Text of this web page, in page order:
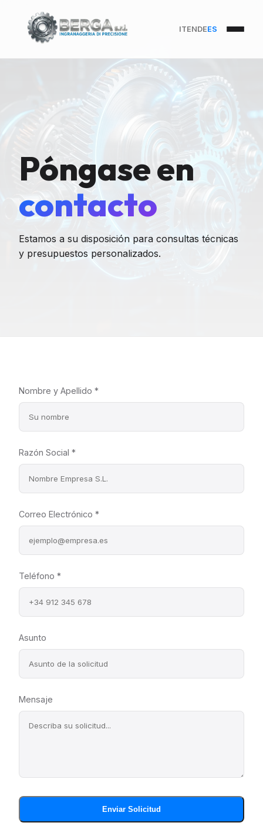
ITENDEES
Póngase en
contacto
Estamos a su disposición para consultas técnicas
y presupuestos personalizados.
Nombre y Apellido *
Razón Social *
Correo Electrónico *
Teléfono *
Asunto
Mensaje
Enviar Solicitud